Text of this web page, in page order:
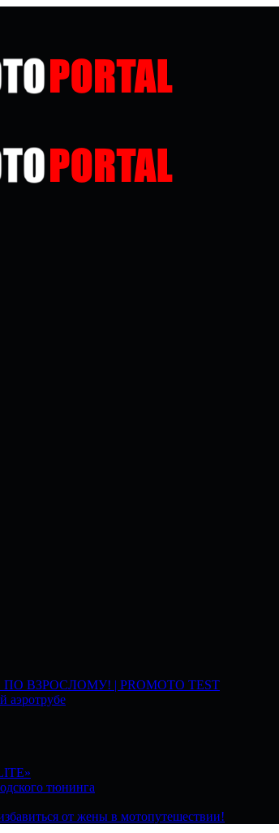
ПО ВЗРОСЛОМУ! | PROMOTO TEST
аэротрубе
тюнинга
от жены в мотопутешествии!